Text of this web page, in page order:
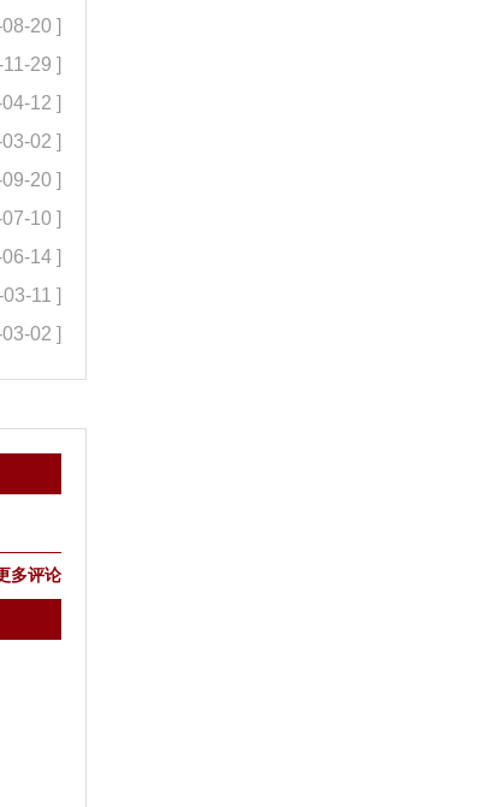
20 ]
29 ]
12 ]
02 ]
20 ]
10 ]
14 ]
11 ]
02 ]
多评论